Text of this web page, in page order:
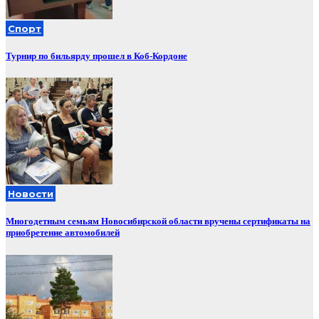
Спорт
Турнир по бильярду прошел в Коб-Кордоне
Новости
Многодетным семьям Новосибирской области вручены сертификаты на
приобретение автомобилей